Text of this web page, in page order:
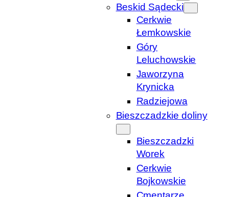
Beskid Sądecki
Cerkwie
Łemkowskie
Góry
Leluchowskie
Jaworzyna
Krynicka
Radziejowa
Bieszczadzkie doliny
Bieszczadzki
Worek
Cerkwie
Bojkowskie